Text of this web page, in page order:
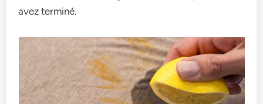
avez terminé.